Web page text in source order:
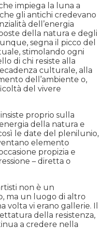
impiega la luna a
gli antichi credevano
dell’energia
della natura e degli
segna il picco del
stimolando ogni
di chi resiste alla
culturale, alla
dell’ambiente o,
del vivere
insiste proprio sulla
della natura e
le date del plenilunio,
elemento
propizia e
– diretta o
non è un
ma un luogo di altro
volta vi erano gallerie. Il
della resistenza,
a credere nella